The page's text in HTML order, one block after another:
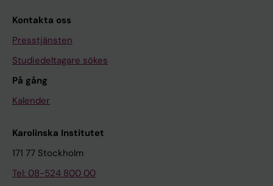
Kontakta oss
Presstjänsten
Studiedeltagare sökes
På gång
Kalender
Karolinska Institutet
171 77 Stockholm
Tel: 08-524 800 00